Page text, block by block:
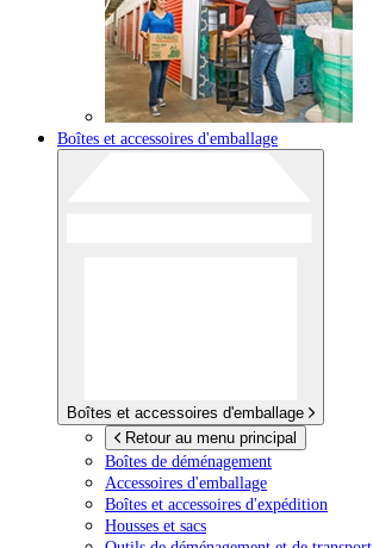
Boîtes et accessoires d'emballage
Boîtes et accessoires d'emballage
Retour au menu principal
Boîtes de déménagement
Accessoires d'emballage
Boîtes et accessoires d'expédition
Housses et sacs